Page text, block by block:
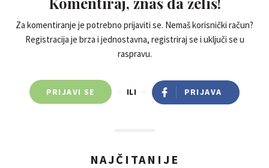
Za komentiranje je potrebno prijaviti se. Nemaš korisnički račun?
Registracija je brza i jednostavna, registriraj se i uključi se u
raspravu.
PRIJAVI SE ILI PRIJAVA
NAJČITANIJE